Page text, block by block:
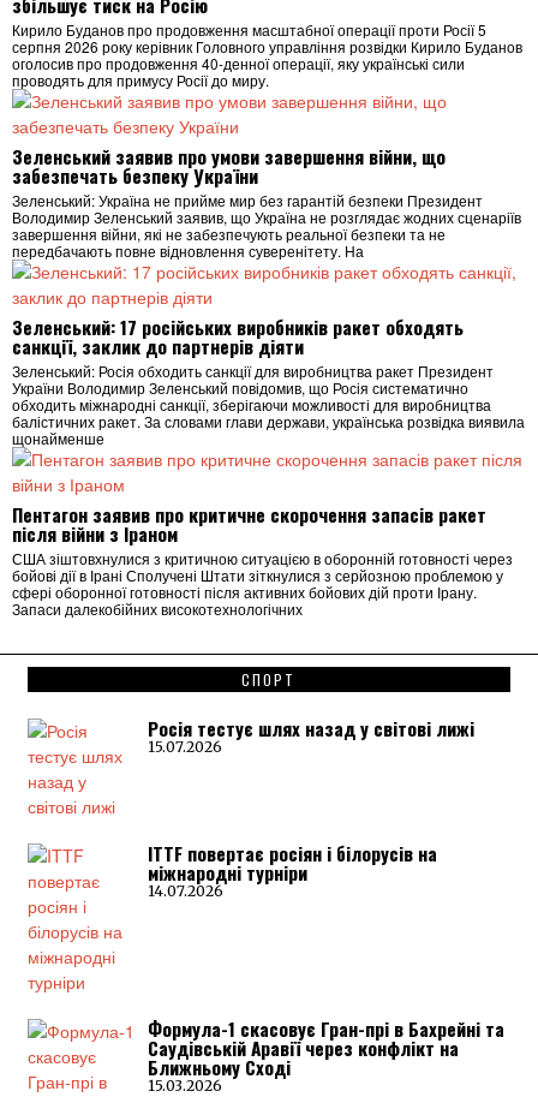
збільшує тиск на Росію
Кирило Буданов про продовження масштабної операції проти Росії 5
серпня 2026 року керівник Головного управління розвідки Кирило Буданов
оголосив про продовження 40‑денної операції, яку українські сили
проводять для примусу Росії до миру.
Зеленський заявив про умови завершення війни, що
забезпечать безпеку України
Зеленський: Україна не прийме мир без гарантій безпеки Президент
Володимир Зеленський заявив, що Україна не розглядає жодних сценаріїв
завершення війни, які не забезпечують реальної безпеки та не
передбачають повне відновлення суверенітету. На
Зеленський: 17 російських виробників ракет обходять
санкції, заклик до партнерів діяти
Зеленський: Росія обходить санкції для виробництва ракет Президент
України Володимир Зеленський повідомив, що Росія систематично
обходить міжнародні санкції, зберігаючи можливості для виробництва
балістичних ракет. За словами глави держави, українська розвідка виявила
щонайменше
Пентагон заявив про критичне скорочення запасів ракет
після війни з Іраном
США зіштовхнулися з критичною ситуацією в оборонній готовності через
бойові дії в Ірані Сполучені Штати зіткнулися з серйозною проблемою у
сфері оборонної готовності після активних бойових дій проти Ірану.
Запаси далекобійних високотехнологічних
СПОРТ
Росія тестує шлях назад у світові лижі
15.07.2026
ITTF повертає росіян і білорусів на
міжнародні турніри
14.07.2026
Формула-1 скасовує Гран-прі в Бахрейні та
Саудівській Аравії через конфлікт на
Ближньому Сході
15.03.2026